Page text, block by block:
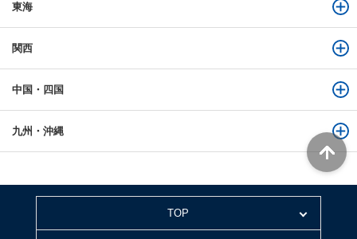
東海
関西
中国・四国
九州・沖縄
TOP